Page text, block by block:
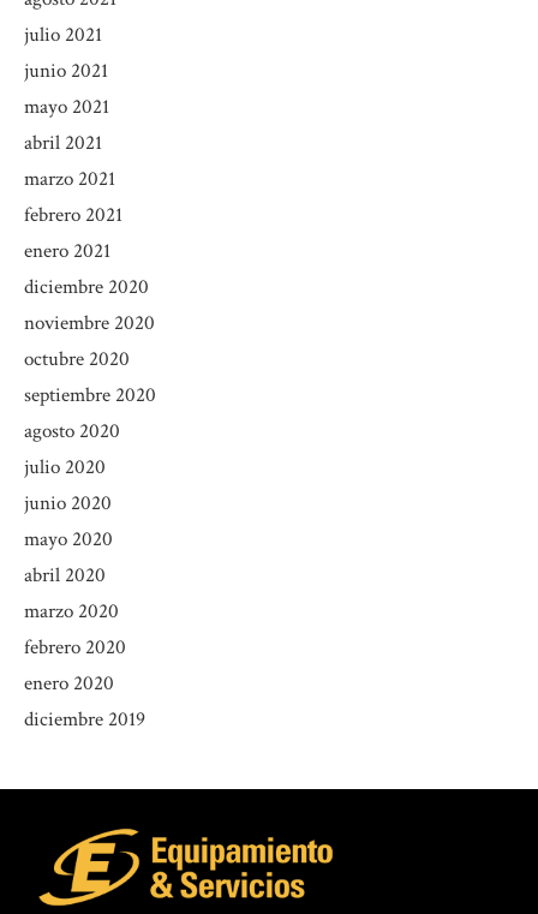
julio 2021
junio 2021
mayo 2021
abril 2021
marzo 2021
febrero 2021
enero 2021
diciembre 2020
noviembre 2020
octubre 2020
septiembre 2020
agosto 2020
julio 2020
junio 2020
mayo 2020
abril 2020
marzo 2020
febrero 2020
enero 2020
diciembre 2019